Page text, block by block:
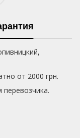
от 2000 грн.